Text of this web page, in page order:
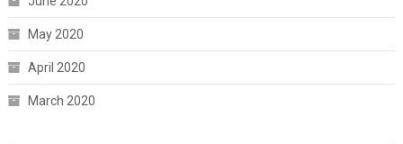
May 2020
April 2020
March 2020